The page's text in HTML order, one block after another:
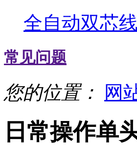
全自动双芯
常见问题
您的位置： 网
日常操作单